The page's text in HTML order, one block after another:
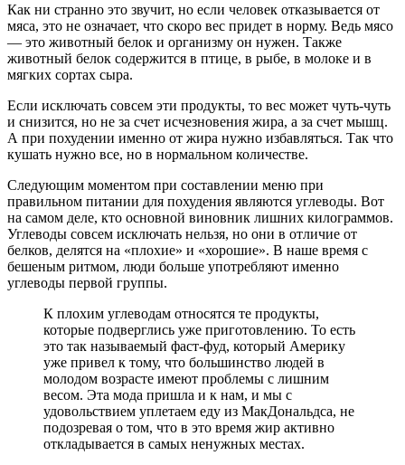
Как ни странно это звучит, но если человек отказывается от
мяса, это не означает, что скоро вес придет в норму. Ведь мясо
— это животный белок и организму он нужен. Также
животный белок содержится в птице, в рыбе, в молоке и в
мягких сортах сыра.
Если исключать совсем эти продукты, то вес может чуть-чуть
и снизится, но не за счет исчезновения жира, а за счет мышц.
А при похудении именно от жира нужно избавляться. Так что
кушать нужно все, но в нормальном количестве.
Следующим моментом при составлении меню при
правильном питании для похудения являются углеводы. Вот
на самом деле, кто основной виновник лишних килограммов.
Углеводы совсем исключать нельзя, но они в отличие от
белков, делятся на «плохие» и «хорошие». В наше время с
бешеным ритмом, люди больше употребляют именно
углеводы первой группы.
К плохим углеводам относятся те продукты,
которые подверглись уже приготовлению. То есть
это так называемый фаст-фуд, который Америку
уже привел к тому, что большинство людей в
молодом возрасте имеют проблемы с лишним
весом. Эта мода пришла и к нам, и мы с
удовольствием уплетаем еду из МакДональдcа, не
подозревая о том, что в это время жир активно
откладывается в самых ненужных местах.